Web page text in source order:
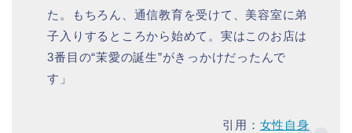
た。もちろん、通信教育を受けて、美容室に弟
子入りするところから始めて。実はこのお店は
3番目の“茉愛の誕生”がきっかけだったんで
す」
引用： 女性自身